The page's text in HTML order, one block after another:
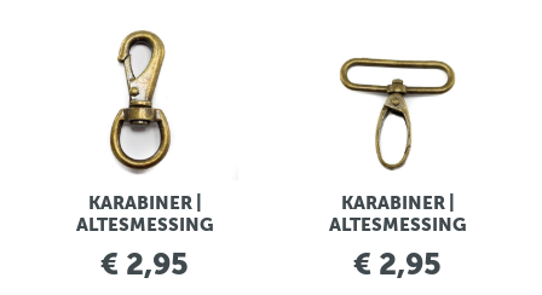
KARABINER |
ALTESMESSING
€ 2,95
KARABINER |
ALTESMESSING
€ 2,95